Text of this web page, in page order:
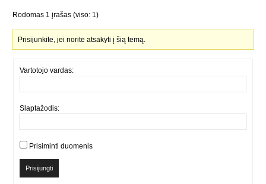
Rodomas 1 įrašas (viso: 1)
Prisijunkite, jei norite atsakyti į šią temą.
Vartotojo vardas:
Slaptažodis:
Prisiminti duomenis
Prisijungti